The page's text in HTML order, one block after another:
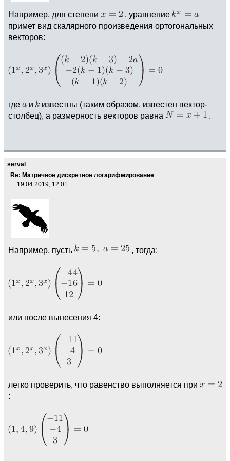
Например, для степени
, уравнение
примет вид скалярного произведения ортогональных
векторов:
где и
известны (таким образом, известен вектор-
столбец), а размерность векторов равна
.
serval
Re: Матричное дискретное логарифмирование
19.04.2019, 12:01
Например, пусть , тогда:
или после вынесения 4:
легко проверить, что равенство выполняется при
: